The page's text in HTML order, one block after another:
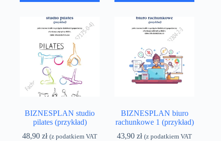
BIZNESPLAN studio
pilates (przykład)
48,90zł (z podatkiem VAT
BIZNESPLAN biuro
rachunkowe 1 (przykład)
43,90zł (z podatkiem VAT